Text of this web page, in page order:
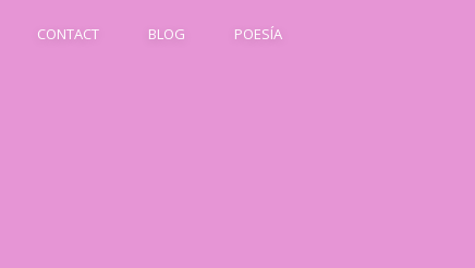
CONTACT BLOG POESÍA